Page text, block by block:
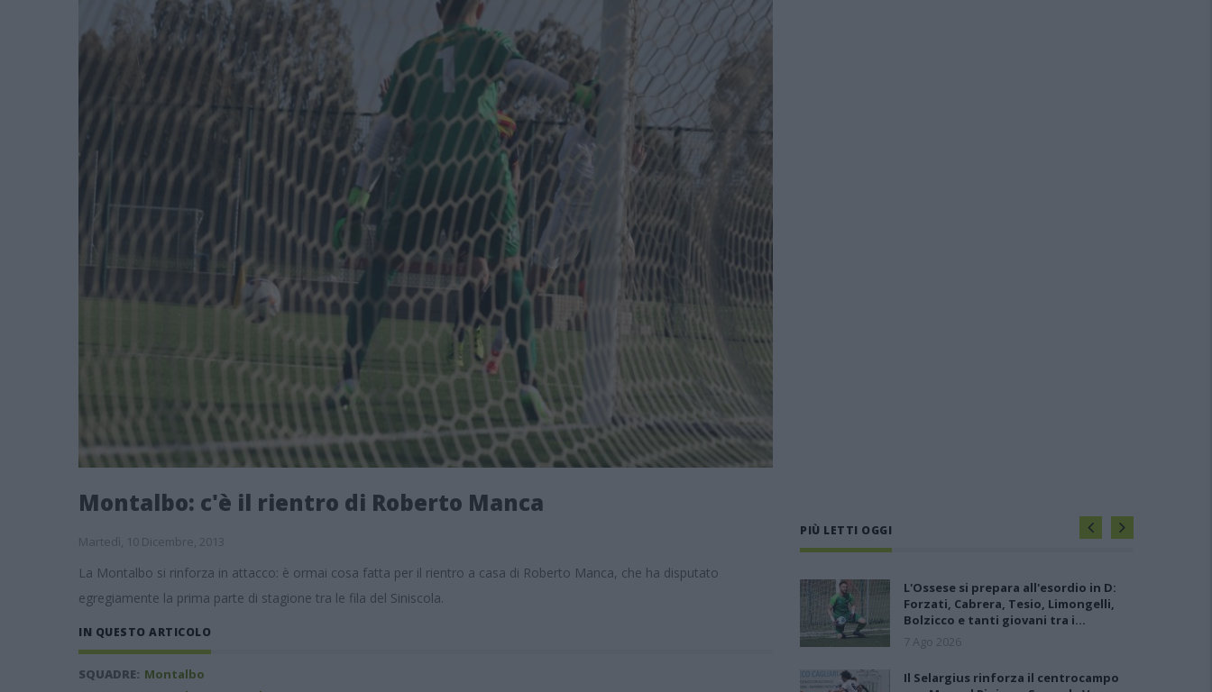
Montalbo: c'è il rientro di Roberto Manca
Martedì, 10 Dicembre, 2013
La Montalbo si rinforza in attacco: è ormai cosa fatta per il rientro a casa di Roberto Manca, che ha disputato
egregiamente la prima parte di stagione tra le fila del Siniscola.
IN QUESTO ARTICOLO
SQUADRE: Montalbo
PIÙ LETTI OGGI
L'Ossese si prepara all'esordio in D:
Forzati, Cabrera, Tesio, Limongelli,
Bolzicco e tanti giovani tra i…
7 Ago 2026
Il Selargius rinforza il centrocampo